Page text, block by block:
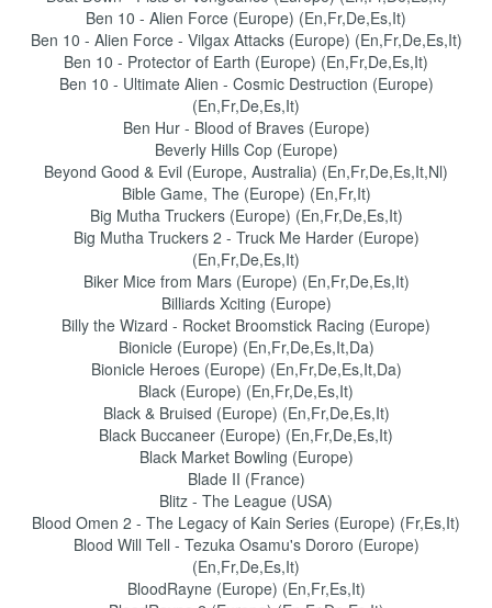
Ben 10 - Alien Force (Europe) (En,Fr,De,Es,It)
Ben 10 - Alien Force - Vilgax Attacks (Europe) (En,Fr,De,Es,It)
Ben 10 - Protector of Earth (Europe) (En,Fr,De,Es,It)
Ben 10 - Ultimate Alien - Cosmic Destruction (Europe)
(En,Fr,De,Es,It)
Ben Hur - Blood of Braves (Europe)
Beverly Hills Cop (Europe)
Beyond Good & Evil (Europe, Australia) (En,Fr,De,Es,It,Nl)
Bible Game, The (Europe) (En,Fr,It)
Big Mutha Truckers (Europe) (En,Fr,De,Es,It)
Big Mutha Truckers 2 - Truck Me Harder (Europe)
(En,Fr,De,Es,It)
Biker Mice from Mars (Europe) (En,Fr,De,Es,It)
Billiards Xciting (Europe)
Billy the Wizard - Rocket Broomstick Racing (Europe)
Bionicle (Europe) (En,Fr,De,Es,It,Da)
Bionicle Heroes (Europe) (En,Fr,De,Es,It,Da)
Black (Europe) (En,Fr,De,Es,It)
Black & Bruised (Europe) (En,Fr,De,Es,It)
Black Buccaneer (Europe) (En,Fr,De,Es,It)
Black Market Bowling (Europe)
Blade II (France)
Blitz - The League (USA)
Blood Omen 2 - The Legacy of Kain Series (Europe) (Fr,Es,It)
Blood Will Tell - Tezuka Osamu's Dororo (Europe)
(En,Fr,De,Es,It)
BloodRayne (Europe) (En,Fr,Es,It)